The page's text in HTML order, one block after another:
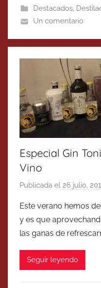
Destacados,
Un comentario
Especial Gin
Vino
Publicada el 26 julio,
Este verano hemos
y es que
las ganas de
Seguir leyendo